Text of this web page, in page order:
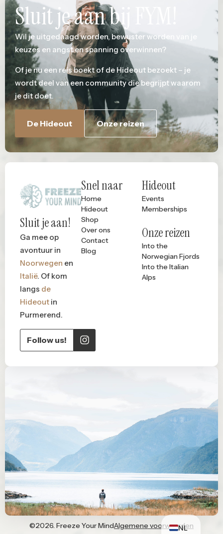
Sluit je aan bij FYM!
Wil je uitgedaagd worden, bewuster worden van je
keuzes en angst en spanning overwinnen?
Of je nu een reis boekt of de Hideout bezoekt – je
wordt deel van een community die begrijpt waarom
je dit doet.
De Hideout Onze reizen
Sluit je aan!
Ga mee op
avontuur in
Noorwegen en
Italië. Of kom
langs de
Hideout in
Purmerend.
Follow us!
Snel naar
Home
Hideout
Shop
Over ons
Contact
Blog
Hideout
Events
Memberships
Onze reizen
Into the
Norwegian Fjords
Into the Italian
Alps
©2026. Freeze Your MindAlgemene voorwaarden
NL
EN